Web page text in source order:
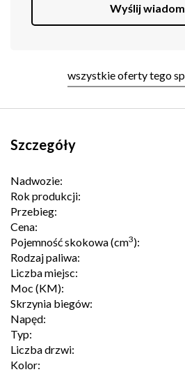
Wyślij
wszystkie oferty tego
Szczegóły
Nadwozie:
Rok produkcji:
Przebieg:
Cena:
Pojemność skokowa (cm3):
Rodzaj paliwa:
Liczba miejsc:
Moc (KM):
Skrzynia biegów:
Napęd:
Typ:
Liczba drzwi:
Kolor: